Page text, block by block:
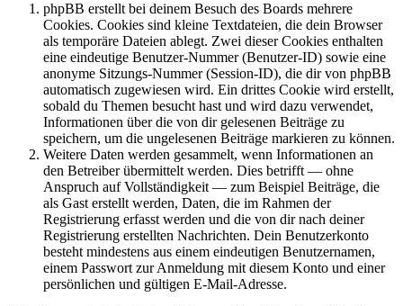
phpBB erstellt bei deinem Besuch des Boards mehrere
Cookies. Cookies sind kleine Textdateien, die dein Browser
als temporäre Dateien ablegt. Zwei dieser Cookies enthalten
eine eindeutige Benutzer-Nummer (Benutzer-ID) sowie eine
anonyme Sitzungs-Nummer (Session-ID), die dir von phpBB
automatisch zugewiesen wird. Ein drittes Cookie wird erstellt,
sobald du Themen besucht hast und wird dazu verwendet,
Informationen über die von dir gelesenen Beiträge zu
speichern, um die ungelesenen Beiträge markieren zu können.
Weitere Daten werden gesammelt, wenn Informationen an
den Betreiber übermittelt werden. Dies betrifft — ohne
Anspruch auf Vollständigkeit — zum Beispiel Beiträge, die
als Gast erstellt werden, Daten, die im Rahmen der
Registrierung erfasst werden und die von dir nach deiner
Registrierung erstellten Nachrichten. Dein Benutzerkonto
besteht mindestens aus einem eindeutigen Benutzernamen,
einem Passwort zur Anmeldung mit diesem Konto und einer
persönlichen und gültigen E-Mail-Adresse.